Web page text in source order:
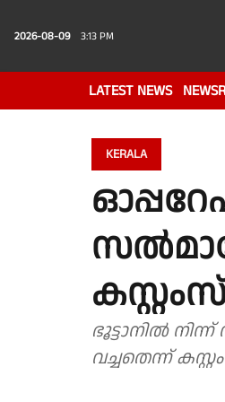
2026-08-09 3:13 PM
LATEST NEWS
KERALA
ഭൂട്ടാനിൽ
വച്ചതെന്ന്